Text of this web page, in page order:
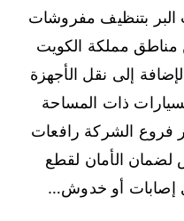
بتنظيف مفروشات
مناطق مملكة الكويت
إلى نقل الأجهزة
ذات المساحة
فروع الشركة رافعات
لضمان الأمان لقطع
إصابات أو خدوش…